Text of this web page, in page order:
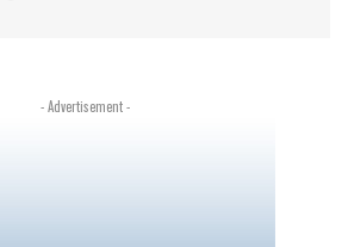
- Advertisement -